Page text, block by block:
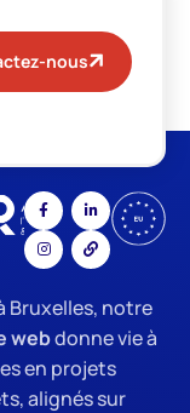
nous
App
Bruxelles, notre
webdonne vie à
en projets
alignés sur